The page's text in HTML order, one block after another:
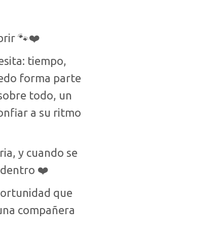
🐾❤️
tiempo,
forma parte
todo, un
a su ritmo
y cuando se
dentro ❤️
que
compañera